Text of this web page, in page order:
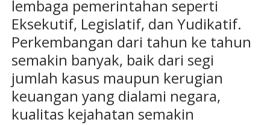
lembaga pemerintahan seperti
Eksekutif, Legislatif, dan Yudikatif.
Perkembangan dari tahun ke tahun
semakin banyak, baik dari segi
jumlah kasus maupun kerugian
keuangan yang dialami negara,
kualitas kejahatan semakin